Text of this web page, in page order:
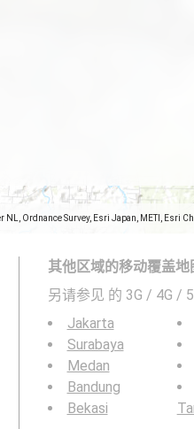
NL, Ordnance Survey, Esri Japan, METI,
其他区域的移动覆盖地
另请参见 的 3G / 4G /
Jakarta
Surabaya
Medan
Bandung
Bekasi